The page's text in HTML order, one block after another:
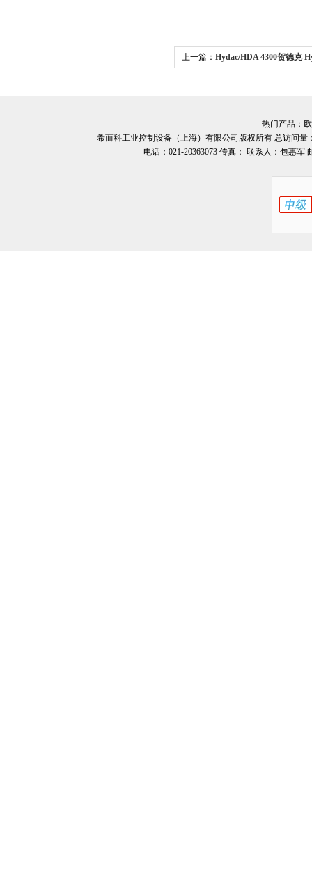
上一篇： Hydac/HDA 4300贺德克
热门产品：
希而科工业控制设备（上海）有限公司版权所有 总访问量
电话：021-20363073 传真： 联系人：包惠军